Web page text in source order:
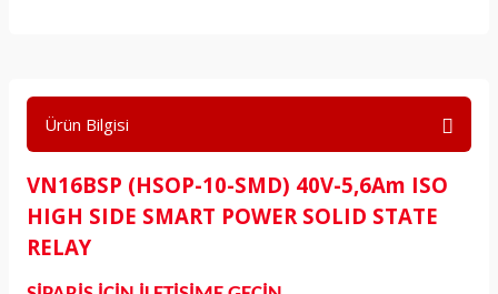
Ürün Bilgisi
VN16BSP (HSOP-10-SMD) 40V-5,6Am ISO
HIGH SIDE SMART POWER SOLID STATE
RELAY